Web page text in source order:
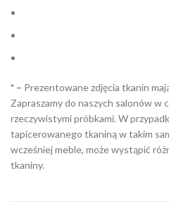
* – Prezentowane zdjęcia tkanin
Zapraszamy do naszych salonów w
rzeczywistymi próbkami. W
tapicerowanego tkaniną w takim
wcześniej meble, może wystąpić
tkaniny.